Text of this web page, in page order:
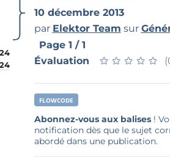
10 décembre 2013
par Elektor Team sur
Page 1 / 1
Évaluation
★ ★ ★ ★ ★
★ ★ ★ ★ ★
FLOWCODE
Abonnez-vous aux balises!
notification dès que le sujet
abordé dans une publication.